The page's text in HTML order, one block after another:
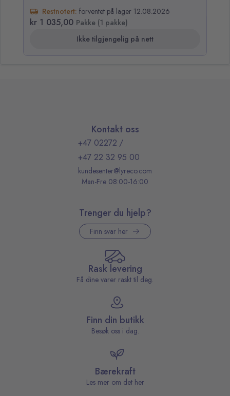
Restnotert: forventet på lager 12.08.2026
kr 1 035,00 Pakke (1 pakke)
Ikke tilgjengelig på nett
Kontakt oss
+47 02272 /
+47 22 32 95 00
kundesenter@lyreco.com
Man-Fre 08:00-16:00
Trenger du hjelp?
Finn svar her
Rask levering
Få dine varer raskt til deg.
Finn din butikk
Besøk oss i dag.
Bærekraft
Les mer om det her